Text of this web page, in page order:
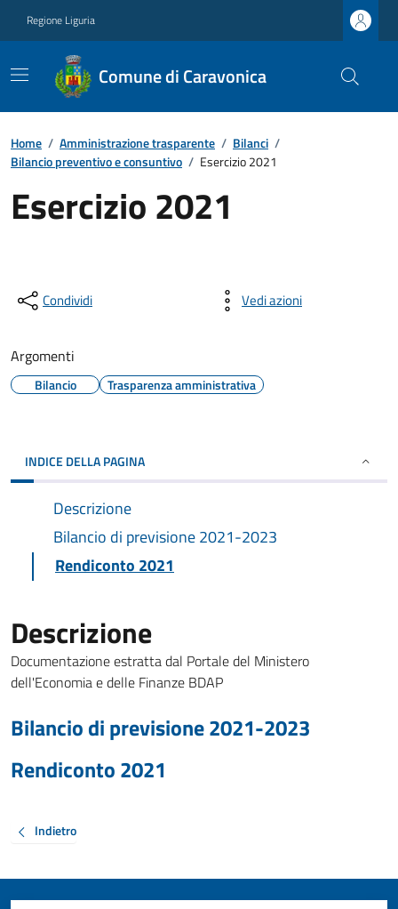
Regione Liguria
Comune di Caravonica
Home / Amministrazione trasparente / Bilanci /
Bilancio preventivo e consuntivo / Esercizio 2021
Esercizio 2021
Condividi Vedi azioni
Argomenti
Bilancio Trasparenza amministrativa
INDICE DELLA PAGINA
Descrizione
Bilancio di previsione 2021-2023
Rendiconto 2021
Descrizione
Documentazione estratta dal Portale del Ministero
dell'Economia e delle Finanze BDAP
Bilancio di previsione 2021-2023
Rendiconto 2021
Indietro